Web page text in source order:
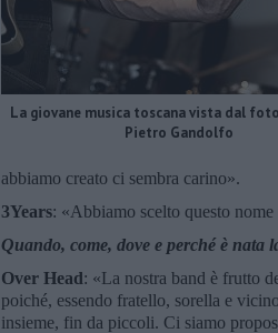
La giovane musica toscana vista dal
Pietro Gandolfo
abbiamo creato ci sembra carino».
3Years: «Abbiamo scelto questo
Quando, come, dove e perché è nata
Over Head: «La nostra band è frutto
poiché, essendo fratello, sorella e
insieme, fin da piccoli. Ci siamo